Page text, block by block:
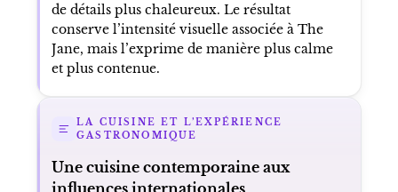
de détails plus chaleureux. Le résultat
conserve l’intensité visuelle associée à The
Jane, mais l’exprime de manière plus calme
et plus contenue.
LA CUISINE ET L’EXPÉRIENCE
GASTRONOMIQUE
Une cuisine contemporaine aux
influences internationales